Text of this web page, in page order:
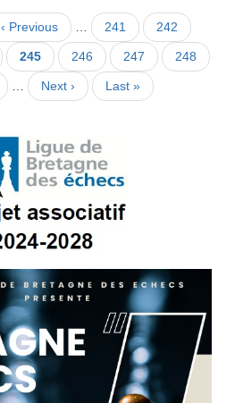
Page
précédente
‹ Previous … Page
241 Page
242
Page
courante
245 Page
246 Page
247 Page
248
…
Page
suivante
Next ›
Dernière
page
Last »